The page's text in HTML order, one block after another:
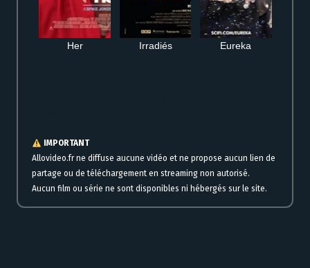
Her Irradiés Eureka
IMPORTANT
Allovideo.fr ne diffuse aucune vidéo et ne propose aucun lien de
partage ou de téléchargement en streaming non autorisé.
Aucun film ou série ne sont disponibles ni hébergés sur le site.